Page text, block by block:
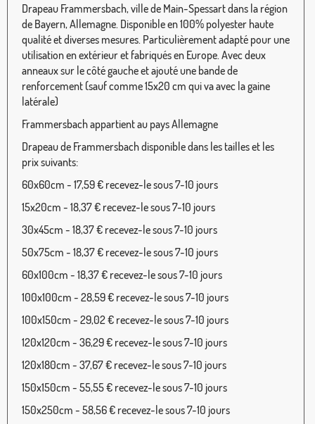
Drapeau Frammersbach, ville de Main-Spessart dans la région
de Bayern, Allemagne. Disponible en 100% polyester haute
qualité et diverses mesures. Particulièrement adapté pour une
utilisation en extérieur et fabriqués en Europe. Avec deux
anneaux sur le côté gauche et ajouté une bande de
renforcement (sauf comme 15x20 cm qui va avec la gaine
latérale)
Frammersbach appartient au pays Allemagne
Drapeau de Frammersbach disponible dans les tailles et les
prix suivants:
60x60cm - 17,59 € recevez-le sous 7-10 jours
15x20cm - 18,37 € recevez-le sous 7-10 jours
30x45cm - 18,37 € recevez-le sous 7-10 jours
50x75cm - 18,37 € recevez-le sous 7-10 jours
60x100cm - 18,37 € recevez-le sous 7-10 jours
100x100cm - 28,59 € recevez-le sous 7-10 jours
100x150cm - 29,02 € recevez-le sous 7-10 jours
120x120cm - 36,29 € recevez-le sous 7-10 jours
120x180cm - 37,67 € recevez-le sous 7-10 jours
150x150cm - 55,55 € recevez-le sous 7-10 jours
150x250cm - 58,56 € recevez-le sous 7-10 jours